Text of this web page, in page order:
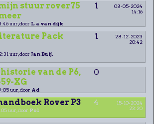
stuur rover75
1
08-05-2024
14:16
uur, door L a van dijk
Pack
1
28-12-2023
20:42
uur, door Jan Buij.
van de P6,
XG
0
uur, door Ad
Rover P3 4
15-10-2024
23:20
uur, door Pol